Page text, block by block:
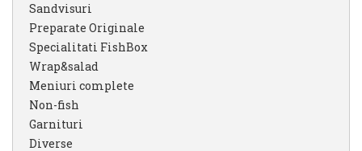
Sandvisuri
Preparate Originale
Specialitati FishBox
Wrap&salad
Meniuri complete
Non-fish
Garnituri
Diverse